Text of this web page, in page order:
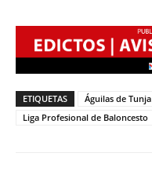
ETIQUETAS Águilas de Tunja
Liga Profesional de Baloncesto